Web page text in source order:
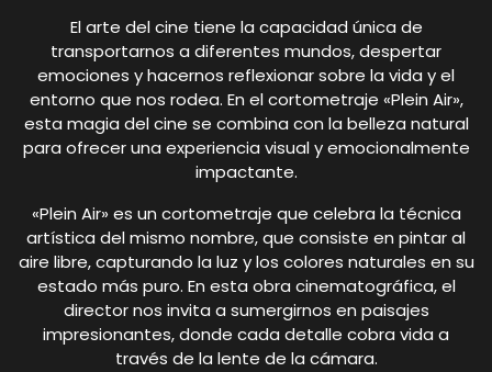
El arte del cine tiene la capacidad única de
transportarnos a diferentes mundos, despertar
emociones y hacernos reflexionar sobre la vida y el
entorno que nos rodea. En el cortometraje «Plein Air»,
esta magia del cine se combina con la belleza natural
para ofrecer una experiencia visual y emocionalmente
impactante.
«Plein Air» es un cortometraje que celebra la técnica
artística del mismo nombre, que consiste en pintar al
aire libre, capturando la luz y los colores naturales en su
estado más puro. En esta obra cinematográfica, el
director nos invita a sumergirnos en paisajes
impresionantes, donde cada detalle cobra vida a
través de la lente de la cámara.